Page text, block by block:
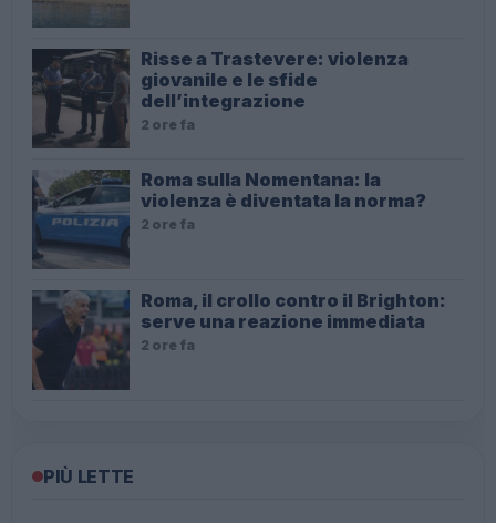
Risse a Trastevere: violenza
giovanile e le sfide
dell’integrazione
2 ore fa
Roma sulla Nomentana: la
violenza è diventata la norma?
2 ore fa
Roma, il crollo contro il Brighton:
serve una reazione immediata
2 ore fa
PIÙ LETTE